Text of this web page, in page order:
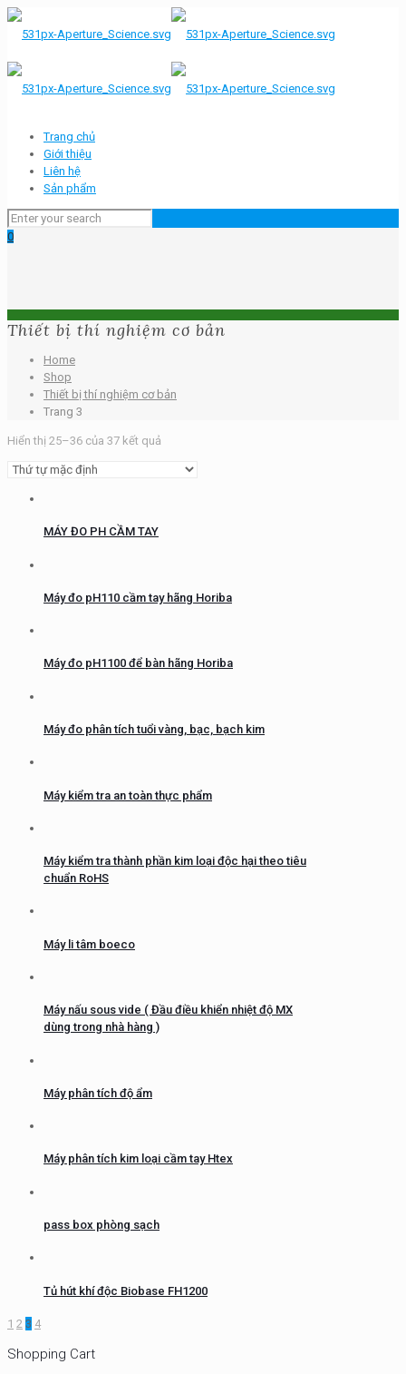
Trang chủ
Giới thiệu
Liên hệ
Sản phẩm
0
Thiết bị thí nghiệm cơ bản
Home
Shop
Thiết bị thí nghiệm cơ bản
Trang 3
Hiển thị 25–36 của 37 kết quả
MÁY ĐO PH CẦM TAY
Máy đo pH110 cầm tay hãng Horiba
Máy đo pH1100 để bàn hãng Horiba
Máy đo phân tích tuổi vàng, bạc, bạch kim
Máy kiểm tra an toàn thực phẩm
Máy kiểm tra thành phần kim loại độc hại theo tiêu
chuẩn RoHS
Máy li tâm boeco
Máy nấu sous vide ( Đầu điều khiển nhiệt độ MX
dùng trong nhà hàng )
Máy phân tích độ ẩm
Máy phân tích kim loại cầm tay Htex
pass box phòng sạch
Tủ hút khí độc Biobase FH1200
1 2 3 4
Shopping Cart